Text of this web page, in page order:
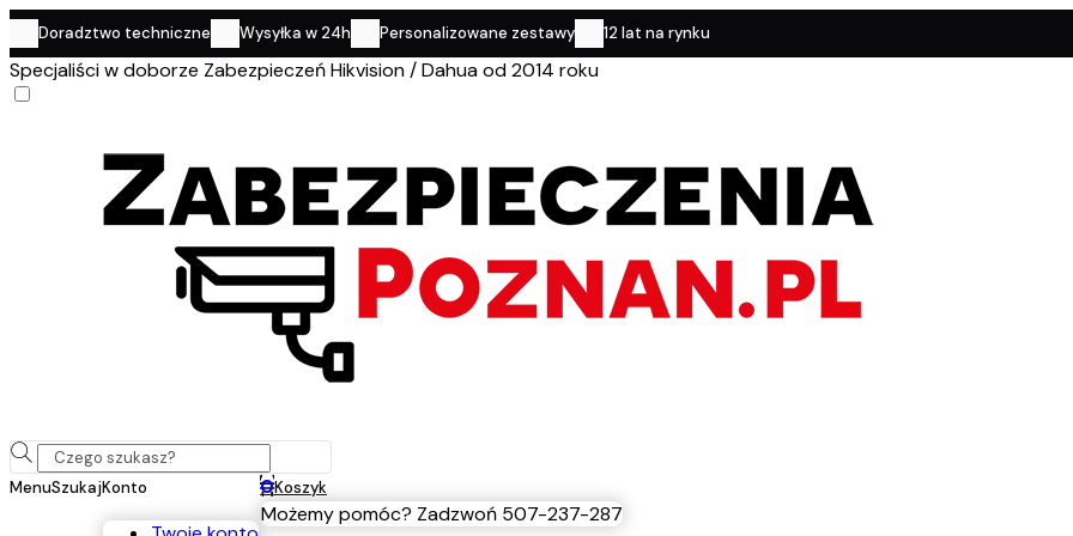
Doradztwo techniczne Wysyłka w 24h Personalizowane zestawy 12 lat na rynku
Specjaliści w doborze Zabezpieczeń Hikvision / Dahua od 2014 roku
MenuSzukajKonto 0Koszyk
Możemy pomóc? Zadzwoń 507-237-287